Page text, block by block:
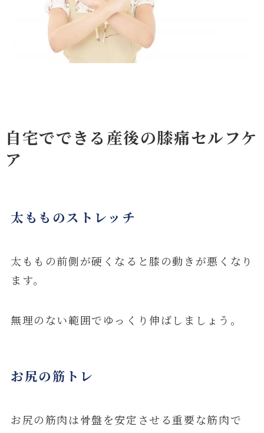
自宅でできる産後の膝痛セルフケ
ア
太もものストレッチ
太ももの前側が硬くなると膝の動きが悪くなり
ます。
無理のない範囲でゆっくり伸ばしましょう。
お尻の筋トレ
お尻の筋肉は骨盤を安定させる重要な筋肉で